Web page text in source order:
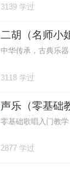
3139 学过
二胡（名师小
3118 学过
声乐（零基础
2877 学过